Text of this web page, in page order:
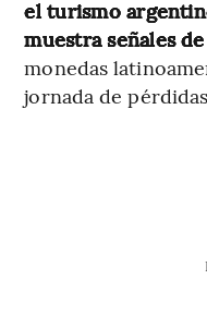
el turismo
muestra señales
monedas
jornada de